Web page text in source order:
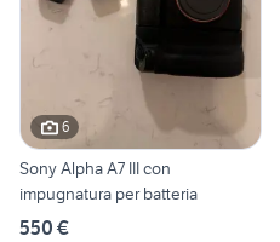
6
Sony Alpha A7 III con
impugnatura per batteria
550 €